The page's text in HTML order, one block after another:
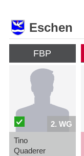
Eschen
FBP
2. WG
Tino
Quaderer